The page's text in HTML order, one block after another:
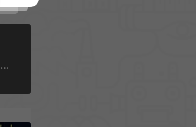
《流放之路2》跻身Steam史上游玩人数最多的第15大游戏